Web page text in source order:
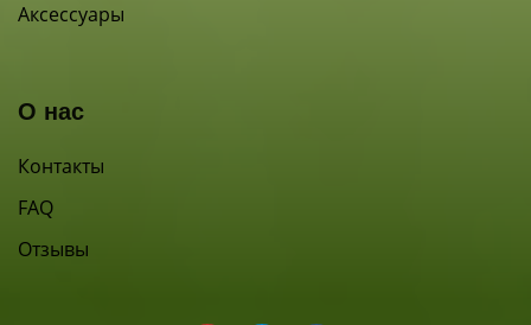
Аксессуары
О нас
Контакты
FAQ
Отзывы